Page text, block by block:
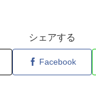
シェアする
Facebook